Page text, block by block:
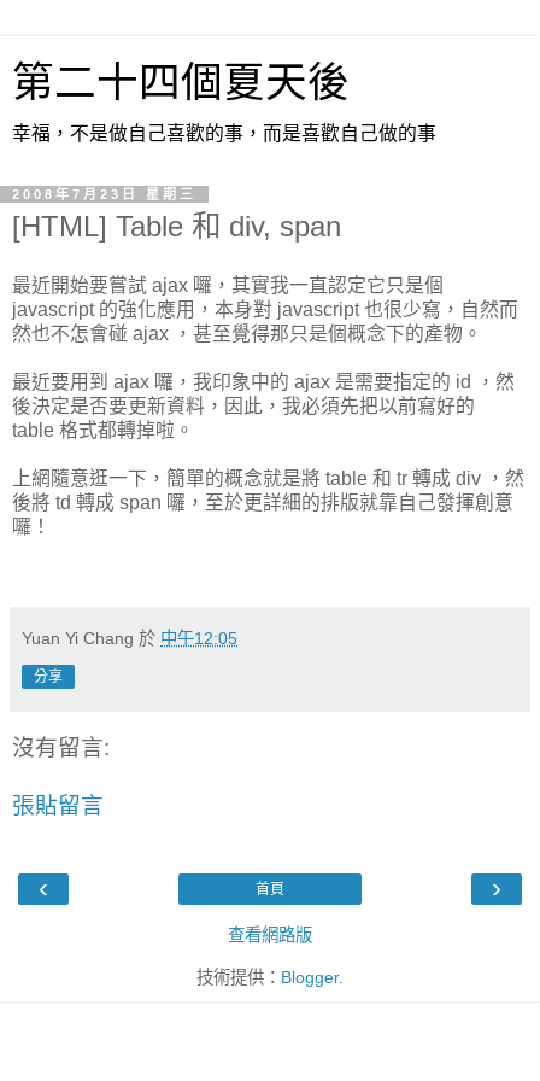
第二十四個夏天後
幸福，不是做自己喜歡的事，而是喜歡自己做的事
2008年7月23日 星期三
[HTML] Table 和 div, span
最近開始要嘗試 ajax 囉，其實我一直認定它只是個
javascript 的強化應用，本身對 javascript 也很少寫，自然而
然也不怎會碰 ajax ，甚至覺得那只是個概念下的產物。
最近要用到 ajax 囉，我印象中的 ajax 是需要指定的 id ，然
後決定是否要更新資料，因此，我必須先把以前寫好的
table 格式都轉掉啦。
上網隨意逛一下，簡單的概念就是將 table 和 tr 轉成 div ，然
後將 td 轉成 span 囉，至於更詳細的排版就靠自己發揮創意
囉！
Yuan Yi Chang 於 中午12:05
分享
沒有留言:
張貼留言
‹ ›
首頁
查看網路版
技術提供： Blogger.